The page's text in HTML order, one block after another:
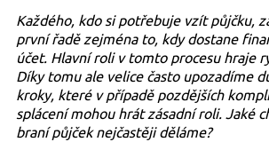
Každého, kdo si potřebuje vzít půjčku,
první řadě zejména to, kdy dostane
účet. Hlavní roli v tomto procesu hraje
Díky tomu ale velice často upozadíme
kroky, které v případě pozdějších
splácení mohou hrát zásadní roli. Jaké
braní půjček nejčastěji děláme?